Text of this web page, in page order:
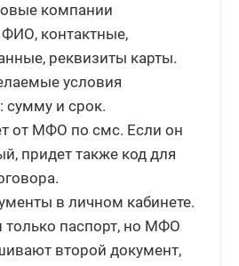
компании
контактные,
реквизиты карты.
условия
сумму и срок.
от МФО по смс. Если он
придет также код для
в личном кабинете.
паспорт, но МФО
второй документ,